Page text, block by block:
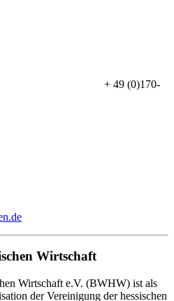
+ 49 (0)170-
Wirtschaft
Wirtschaft e.V. (BWHW) ist als
der Vereinigung der hessischen